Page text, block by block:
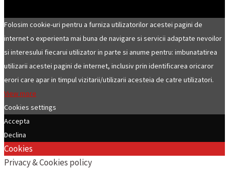
Folosim cookie-uri pentru a furniza utilizatorilor acestei pagini de
internet o experienta mai buna de navigare si servicii adaptate nevoilor
si interesului fiecarui utilizator in parte si anume pentru: imbunatatirea
utilizarii acestei pagini de internet, inclusiv prin identificarea oricaror
erori care apar in timpul vizitarii/utilizarii acesteia de catre utilizatori.
View more
Cookies settings
Accepta
Declina
Cookies
Privacy & Cookies policy